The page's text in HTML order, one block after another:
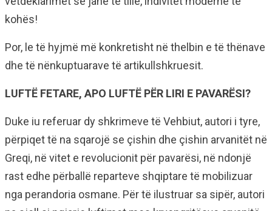
kohës!
Por, le të hyjmë më konkretisht në thelbin e të thënave
dhe të nënkuptuarave të artikullshkruesit.
LUFTË FETARE, APO LUFTË PËR LIRI E PAVARËSI?
Duke iu referuar dy shkrimeve të Vehbiut, autori i tyre,
përpiqet të na sqarojë se çishin dhe çishin arvanitët në
Greqi, në vitet e revolucionit për pavarësi, në ndonjë
rast edhe përballë reparteve shqiptare të mobilizuar
nga perandoria osmane. Për të ilustruar sa sipër, autori